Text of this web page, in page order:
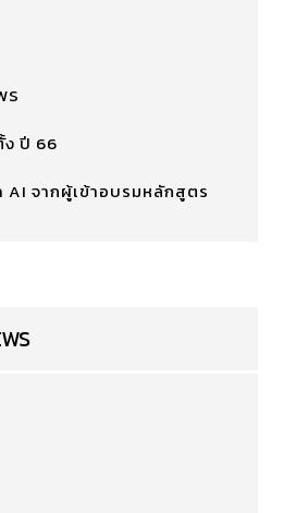
ง ปี 66
AI จากผู้เข้าอบรมหลักสูตร